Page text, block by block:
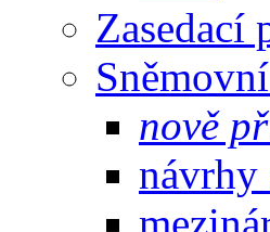
Zasedací
nově
návrhy